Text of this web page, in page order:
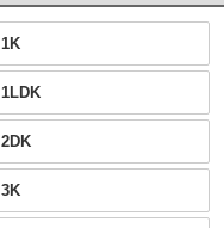
1K
1LDK
2DK
3K